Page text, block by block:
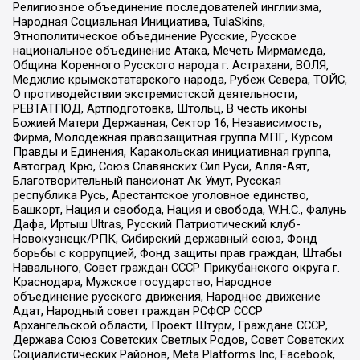
Религиозное объединение последователей инглиизма,
Народная Социальная Инициатива, TulaSkins,
Этнополитическое объединение Русские, Русское
национальное объединение Атака, Мечеть Мирмамеда,
Община Коренного Русского народа г. Астрахани, ВОЛЯ,
Меджлис крымскотатарского народа, Рубеж Севера, ТОЙС,
О противодействии экстремистской деятельности,
РЕВТАТПОД, Артподготовка, Штольц, В честь иконы
Божией Матери Державная, Сектор 16, Независимость,
Фирма, Молодежная правозащитная группа МПГ, Курсом
Правды и Единения, Каракольская инициативная группа,
Автоград Крю, Союз Славянских Сил Руси, Алля-Аят,
Благотворительный пансионат Ак Умут, Русская
республика Русь, Арестантское уголовное единство,
Башкорт, Нация и свобода, Нация и свобода, W.H.С., Фалунь
Дафа, Иртыш Ultras, Русский Патриотический клуб-
Новокузнецк/РПК, Сибирский державный союз, Фонд
борьбы с коррупцией, Фонд защиты прав граждан, Штабы
Навального, Совет граждан СССР Прикубанского округа г.
Краснодара, Мужское государство, Народное
объединение русского движения, Народное движение
Адат, Народный совет граждан РСФСР СССР
Архангельской области, Проект Штурм, Граждане СССР,
Держава Союз Советских Светлых Родов, Совет Советских
Социалистических Районов, Meta Platforms Inc, Facebook,